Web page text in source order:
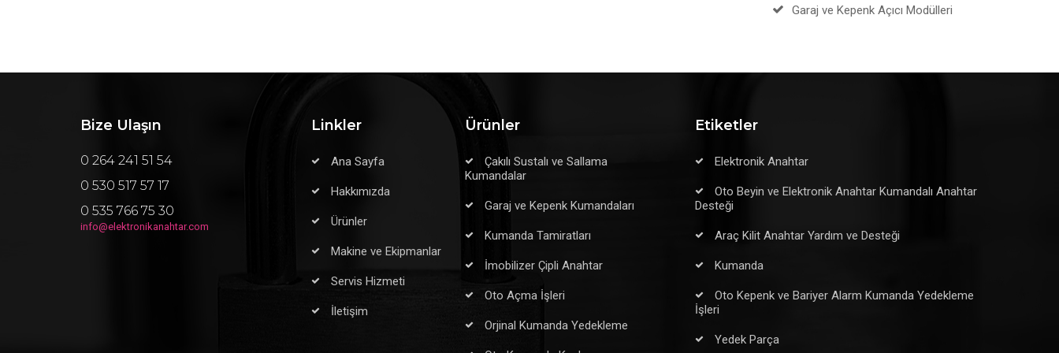
Garaj ve Kepenk Açıcı Modülleri
Bize Ulaşın
0 264 241 51 54
0 530 517 57 17
0 535 766 75 30
info@elektronikanahtar.com
Linkler
Ana Sayfa
Hakkımızda
Ürünler
Makine ve Ekipmanlar
Servis Hizmeti
İletişim
Ürünler
Çakılı Sustalı ve Sallama
Kumandalar
Garaj ve Kepenk Kumandaları
Kumanda Tamiratları
İmobilizer Çipli Anahtar
Oto Açma İşleri
Orjinal Kumanda Yedekleme
Etiketler
Elektronik Anahtar
Oto Beyin ve Elektronik Anahtar Kumandalı Anahtar
Desteği
Araç Kilit Anahtar Yardım ve Desteği
Kumanda
Oto Kepenk ve Bariyer Alarm Kumanda Yedekleme
İşleri
Yedek Parça